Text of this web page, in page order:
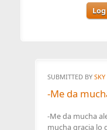
SUBMITTED BY SKY
-Me da
-Me da mucha
mucha gracia lo